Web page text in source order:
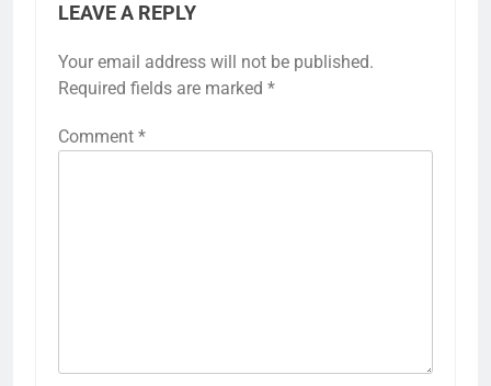
LEAVE A REPLY
Your email address will not be published.
Required fields are marked *
Comment *